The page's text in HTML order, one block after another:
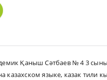
Қаныш Сәтбаев № 4 3 сынып
казахском языке, казак тили